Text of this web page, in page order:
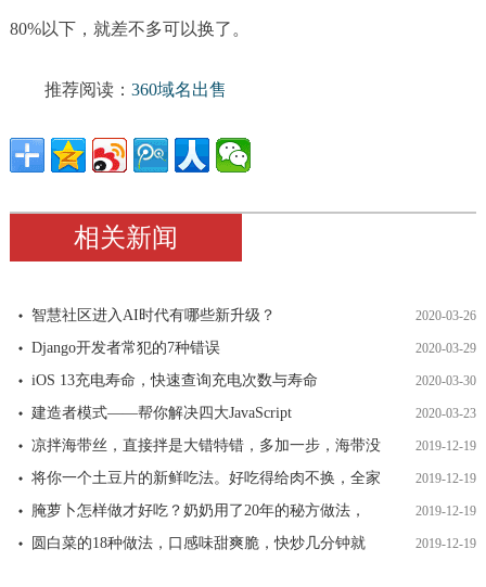
80%以下，就差不多可以换了。
推荐阅读： 360域名出售
相关新闻
智慧社区进入AI时代有哪些新升级？ 2020-03-26
Django开发者常犯的7种错误 2020-03-29
iOS 13充电寿命，快速查询充电次数与寿命 2020-03-30
建造者模式——帮你解决四大JavaScript 2020-03-23
凉拌海带丝，直接拌是大错特错，多加一步，海带没 2019-12-19
将你一个土豆片的新鲜吃法。好吃得给肉不换，全家 2019-12-19
腌萝卜怎样做才好吃？奶奶用了20年的秘方做法， 2019-12-19
圆白菜的18种做法，口感味甜爽脆，快炒几分钟就 2019-12-19